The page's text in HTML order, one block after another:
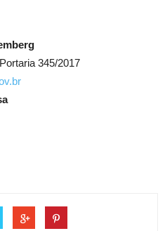
345/2017